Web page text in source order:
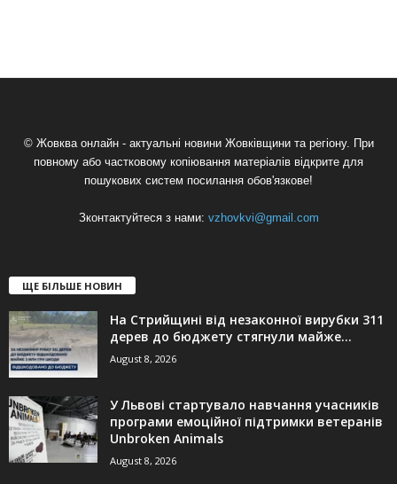
© Жовква онлайн - актуальні новини Жовківщини та регіону. При
повному або частковому копіювання матеріалів відкрите для
пошукових систем посилання обов'язкове!
Зконтактуйтеся з нами: vzhovkvi@gmail.com
ЩЕ БІЛЬШЕ НОВИН
На Стрийщині від незаконної вирубки 311
дерев до бюджету стягнули майже...
August 8, 2026
У Львові стартувало навчання учасників
програми емоційної підтримки ветеранів
Unbroken Animals
August 8, 2026